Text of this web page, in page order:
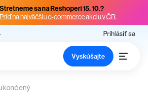
Stretneme sa na Reshoperi 15. 10.?
Príď na najväčšiu e-commerce akciu v ČR.
Prihlásiť sa
Vyskúšajte